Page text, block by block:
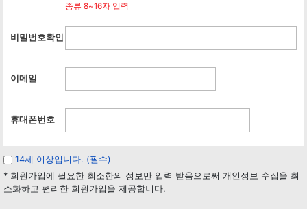
종류 8~16자 입력
비밀번호확인
이메일
휴대폰번호
14세 이상입니다. (필수)
* 회원가입에 필요한 최소한의 정보만 입력 받음으로써 개인정보 수집을 최
소화하고 편리한 회원가입을 제공합니다.